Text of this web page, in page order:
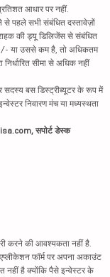
आधार पर नहीं.
से पहले सभी संबंधित दस्तावेज़ों
की ड्यू डिलिजेंस से संबंधित
या उससे कम है, तो अधिकतम
सीमा से अधिक नहीं
बस डिस्ट्रीब्यूटर के रूप में
निवारण मंच या मध्यस्थता
सपोर्ट डेस्क
करने की आवश्यकता नहीं है.
फॉर्म पर अपना अकाउंट
नहीं है क्योंकि पैसे इन्वेस्टर के